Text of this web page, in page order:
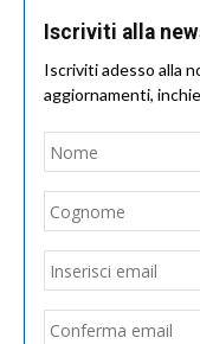
Iscriviti alla
Iscriviti adesso alla
aggiornamenti,
Nome
Email